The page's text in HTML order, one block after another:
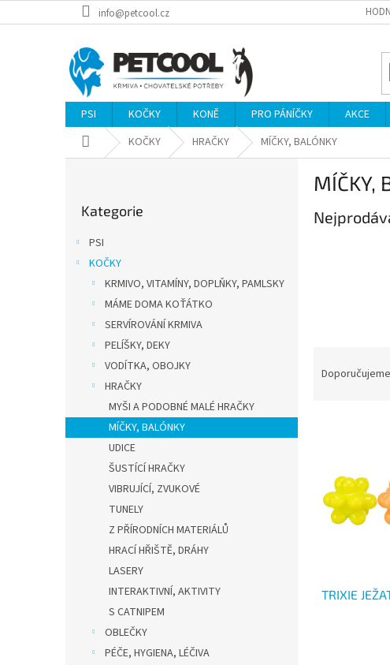
na
info@petcool.cz
PSI KOČKY KONĚ PRO PÁNÍČKY AKCE
Domů KOČKY HRAČKY MÍČKY, BALÓNKY
kategorie
Kategorie
PSI
KOČKY
KRMIVO, VITAMÍNY, DOPLŇKY, PAMLSKY
MÁME DOMA KOŤÁTKO
SERVÍROVÁNÍ KRMIVA
PELÍŠKY, DEKY
VODÍTKA, OBOJKY
HRAČKY
MYŠI A PODOBNÉ MALÉ HRAČKY
MÍČKY, BALÓNKY
UDICE
ŠUSTÍCÍ HRAČKY
VIBRUJÍCÍ, ZVUKOVÉ
TUNELY
Z PŘÍRODNÍCH MATERIÁLŮ
HRACÍ HŘIŠTĚ, DRÁHY
LASERY
INTERAKTIVNÍ, AKTIVITY
S CATNIPEM
OBLEČKY
PÉČE, HYGIENA, LÉČIVA
MÍČKY,
Doporučujeme
TRIXIE